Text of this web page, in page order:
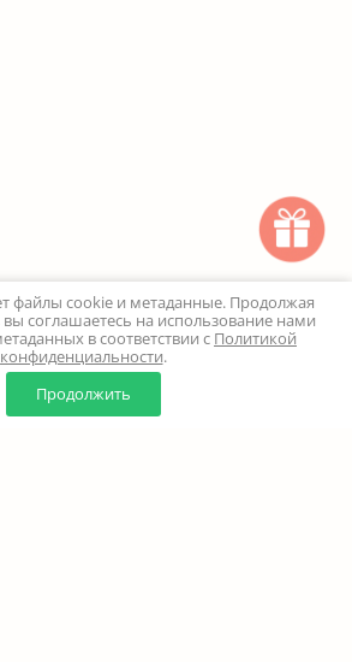
0
Корзина
файлы cookie и метаданные. Продолжая
соглашаетесь на использование нами
в соответствии с Политикой
конфиденциальности.
Продолжить